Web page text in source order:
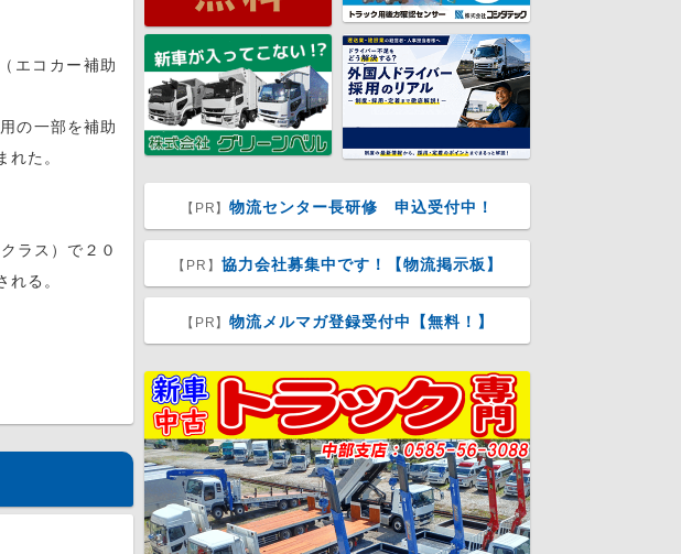
エコカー補助
の一部を補助
た。
ラス）で２０
る。
【PR】物流センター長研修 申込受付中！
【PR】 協力会社募集中です！【物流掲示板】
【PR】物流メルマガ登録受付中【無料！】